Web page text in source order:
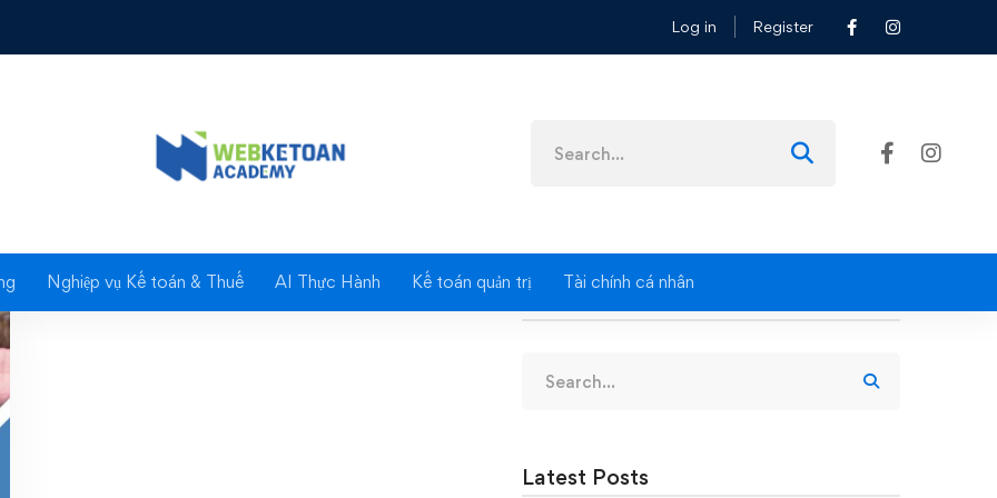
Log in Register
for:
Nghiệp vụ Kế toán & Thuế AI Thực Hành Kế toán quản trị Tài chính cá nhân
for:
Latest Posts